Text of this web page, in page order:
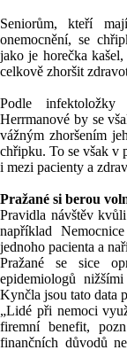
Seniorům, kteří
onemocnění, se
jako je horečka
celkově zhoršit
Podle
Herrmanové by se
vážným zhoršením
chřipku. To se však v
i mezi pacienty a
Pražané si berou
Pravidla návštěv
například
jednoho pacienta a
Pražané se sice
epidemiologů
Kynčla jsou tato data
„Lidé při nemoci
firemní benefit,
finančních důvodů